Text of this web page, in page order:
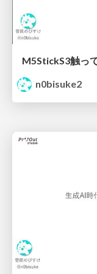
n0bisuke2